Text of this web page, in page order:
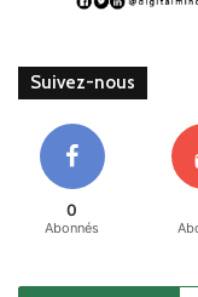
Suivez-nous
0
Abonnés